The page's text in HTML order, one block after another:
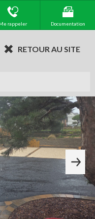
rappeler Documentation
RETOUR AU SITE